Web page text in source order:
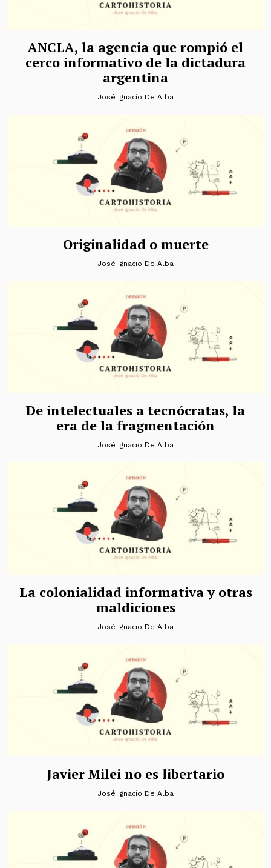
ANCLA, la agencia que rompió el
cerco informativo de la dictadura
argentina
José Ignacio De Alba
Originalidad o muerte
José Ignacio De Alba
De intelectuales a tecnócratas, la
era de la fragmentación
José Ignacio De Alba
La colonialidad informativa y otras
maldiciones
José Ignacio De Alba
Javier Milei no es libertario
José Ignacio De Alba